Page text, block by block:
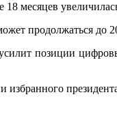
месяцев
продолжаться до
позиции
избранного